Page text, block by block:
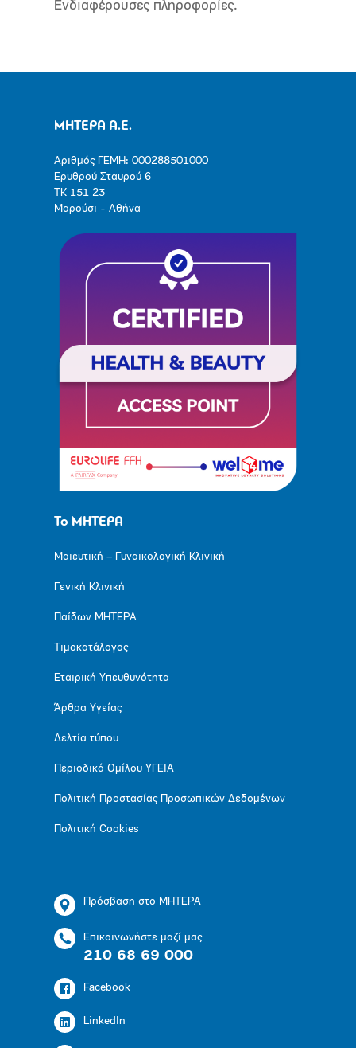
Ενδιαφέρουσες πληροφορίες.
ΜΗΤΕΡΑ Α.Ε.
Αριθμός ΓΕΜΗ: 000288501000
Ερυθρού Σταυρού 6
ΤΚ 151 23
Μαρούσι - Αθήνα
Το ΜΗΤΕΡΑ
Μαιευτική – Γυναικολογική Κλινική
Γενική Κλινική
Παίδων ΜΗΤΕΡΑ
Τιμοκατάλογος
Εταιρική Υπευθυνότητα
Άρθρα Υγείας
Δελτία τύπου
Περιοδικά Ομίλου ΥΓΕΙΑ
Πολιτική Προστασίας Προσωπικών Δεδομένων
Πολιτική Cookies
Πρόσβαση στο ΜΗΤΕΡΑ
Επικοινωνήστε μαζί μας
210 68 69 000
Facebook
LinkedIn